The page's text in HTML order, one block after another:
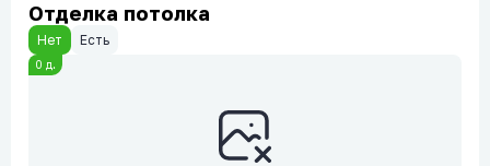
0 д.
Отделка потолка
Нет Есть